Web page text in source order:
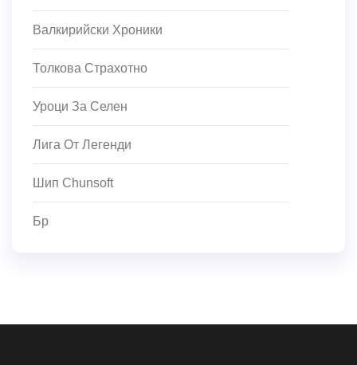
Валкирийски Хроники
Толкова Страхотно
Уроци За Селен
Лига От Легенди
Шип Chunsoft
Бр